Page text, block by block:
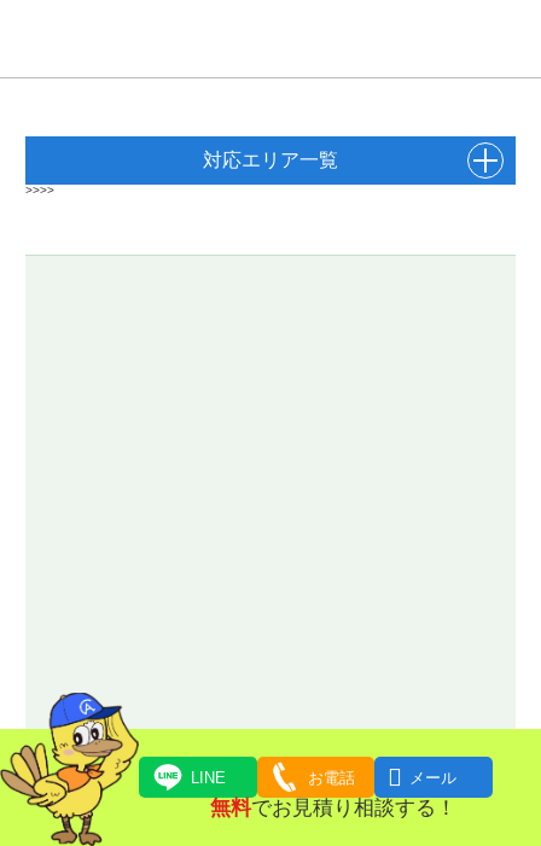
対応エリア一覧
>>>>
LINE お電話  メール
無料でお見積り相談する！